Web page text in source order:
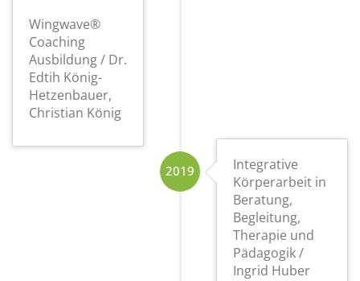
Wingwave®
Coaching
Ausbildung / Dr.
Edtih König-
Hetzenbauer,
Christian König
2019
Integrative
Körperarbeit in
Beratung,
Begleitung,
Therapie und
Pädagogik /
Ingrid Huber